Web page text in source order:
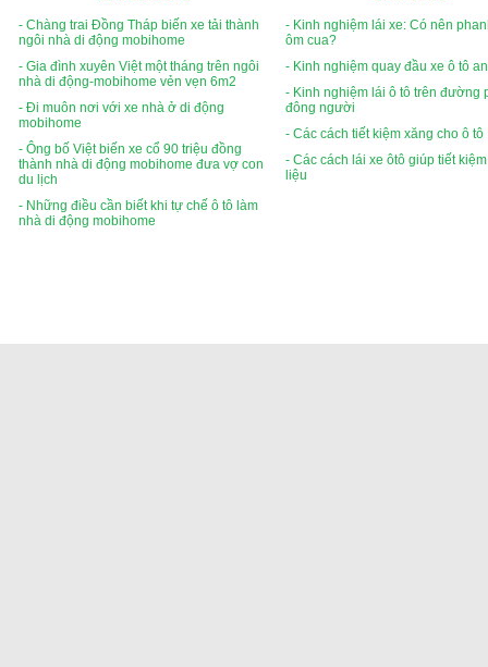
- Chàng trai Đồng Tháp biến xe tải thành
ngôi nhà di động mobihome
- Gia đình xuyên Việt một tháng trên ngôi
nhà di động-mobihome vẻn vẹn 6m2
- Đi muôn nơi với xe nhà ở di động
mobihome
- Ông bố Việt biến xe cổ 90 triệu đồng
thành nhà di động mobihome đưa vợ con
du lịch
- Những điều cần biết khi tự chế ô tô làm
nhà di động mobihome
- Kinh nghiệm lái xe: Có nên
ôm cua?
- Kinh nghiệm quay đầu xe ô tô
- Kinh nghiệm lái ô tô trên đường
đông người
- Các cách tiết kiệm xăng cho ô tô
- Các cách lái xe ôtô giúp tiết
liệu